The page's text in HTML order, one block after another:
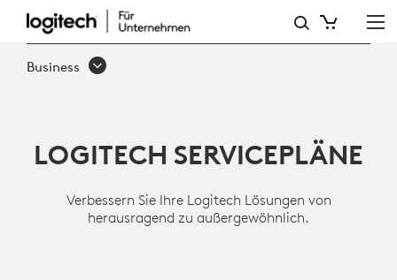
DIENSTLEISTUNGEN
UND
Business
LOGITECH SERVICEPLÄNE
Verbessern Sie Ihre Logitech Lösungen von
herausragend zu außergewöhnlich.